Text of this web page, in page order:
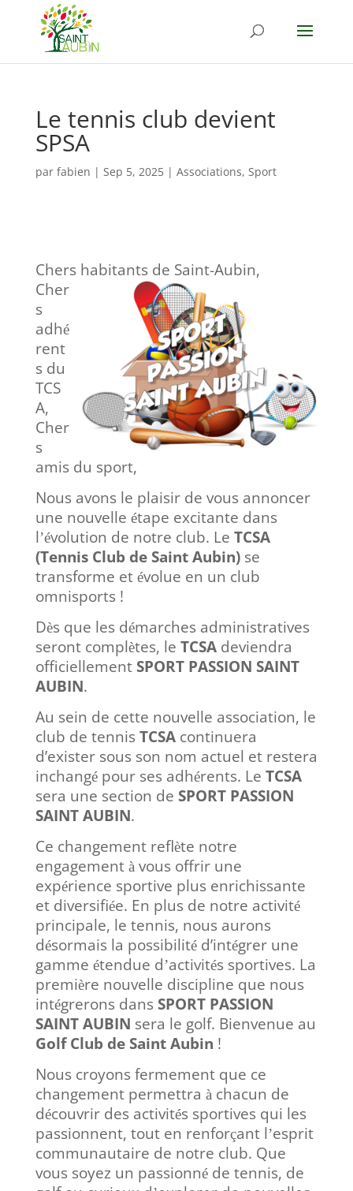
Le tennis club devient
SPSA
par fabien | Sep 5, 2025| Associations, Sport
Chers habitants de Saint-Aubin,
Cher
s
adhé
rent
s du
TCS
A,
Cher
s
amis du sport,
Nous avons le plaisir de vous annoncer
une nouvelle étape excitante dans
l’évolution de notre club. Le TCSA
(Tennis Club de Saint Aubin)se
transforme et évolue en un club
omnisports !
Dès que les démarches administratives
seront complètes, le TCSAdeviendra
officiellement SPORT PASSION SAINT
AUBIN.
Au sein de cette nouvelle association, le
club de tennis TCSAcontinuera
d’exister sous son nom actuel et restera
inchangépour ses adhérents. Le TCSA
sera une section de SPORT PASSION
SAINT AUBIN.
Ce changement reflète notre
engagement àvous offrir une
expérience sportive plus enrichissante
et diversifiée. En plus de notre activité
principale, le tennis, nous aurons
désormais la possibilitéd’intégrer une
gamme étendue d’activités sportives. La
première nouvelle discipline que nous
intégrerons dans SPORT PASSION
SAINT AUBIN sera le golf. Bienvenue au
Golf Club de Saint Aubin !
Nous croyons fermement que ce
changement permettra àchacun de
découvrir des activités sportives qui les
passionnent, tout en renforçant l’esprit
communautaire de notre club. Que
vous soyez un passionnéde tennis, de